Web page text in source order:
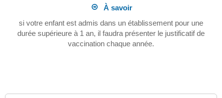
À savoir
si votre enfant est admis dans un établissement pour une
durée supérieure à 1 an, il faudra présenter le justificatif de
vaccination chaque année.